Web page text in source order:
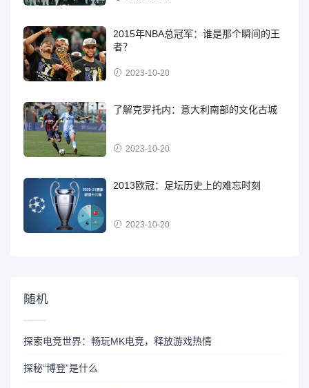
2015年NBA总冠军：谁是那个瞬间的王
者？
2023-10-20
了解克罗托内：意大利南部的文化古城
2023-10-20
2013欧冠：足坛历史上的难忘时刻
2023-10-20
随机
探索电竞世界：畅玩MK电竞，释放游戏热情
探秘“博登”是什么